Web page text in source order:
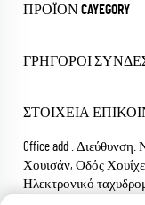
ΠΡΟΪΌΝ CAYEGORY
ΓΡΉΓΟΡΟΙ
ΣΤΟΙΧΕΊΑ
Office add :
Χουισάν, Οδός
Ηλεκτρονικό